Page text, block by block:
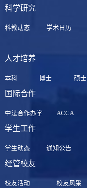
科学研究
科教动态 学术日历
人才培养
本科 博士 硕士
国际合作
中法合作办学 ACCA
学生工作
学生动态 通知公告
经管校友
校友活动 校友风采